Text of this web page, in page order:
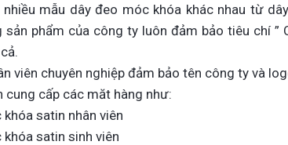
mẫu dây đeo móc khóa khác nhau từ
phẩm của công ty luôn đảm bảo tiêu chí ”
viên chuyên nghiệp đảm bảo tên công ty và
cung cấp các măt hàng như:
satin nhân viên
khóa satin sinh viên